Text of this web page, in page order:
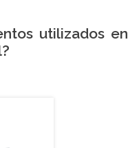
utilizados en